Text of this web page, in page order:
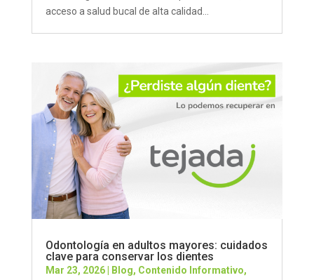
acceso a salud bucal de alta calidad...
Odontología en adultos mayores: cuidados
clave para conservar los dientes
Mar 23, 2026| Blog, Contenido Informativo,